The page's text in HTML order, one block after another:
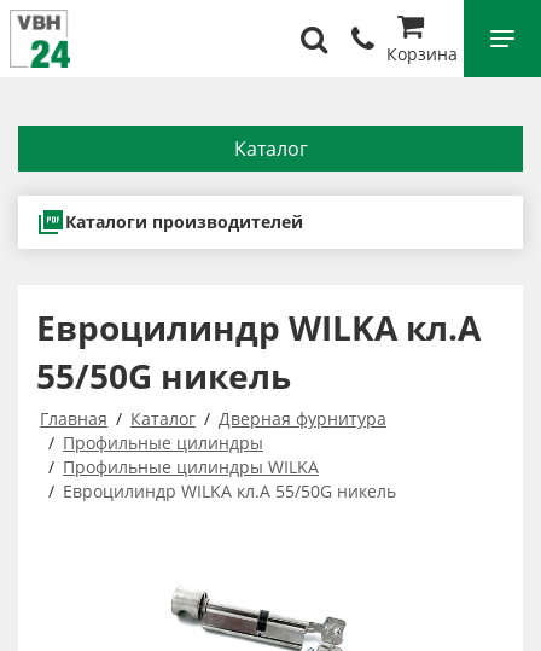
Корзина
Каталог
Каталоги производителей
Евроцилиндр WILKA кл.А
55/50G никель
Главная Каталог
Дверная фурнитура
Профильные цилиндры
Профильные цилиндры WILKA
Евроцилиндр WILKA кл.А 55/50G никель